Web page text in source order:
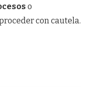
o
con cautela.